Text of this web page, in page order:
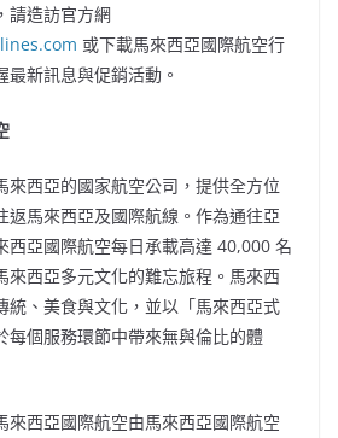
，請造訪官方網
或下載馬來西亞國際航空行
新訊息與促銷活動。
來西亞的國家航空公司，提供全方位
返馬來西亞及國際航線。作為通往亞
西亞國際航空每日承載高達 40,000 名
來西亞多元文化的難忘旅程。馬來西
統、美食與文化，並以「馬來西亞式
每個服務環節中帶來無與倫比的體
來西亞國際航空由馬來西亞國際航空